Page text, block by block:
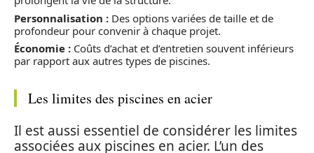
Personnalisation : Des options variées de taille et de
profondeur pour convenir à chaque projet.
Économie : Coûts d’achat et d’entretien souvent inférieurs
par rapport aux autres types de piscines.
Les limites des piscines en acier
Il est aussi essentiel de considérer les limites
associées aux piscines en acier. L’un des